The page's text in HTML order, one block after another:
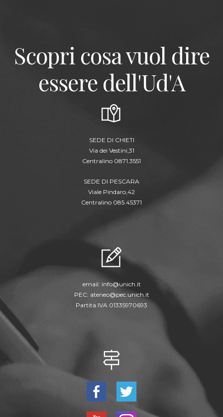
Scopri cosa vuol dire
essere dell'Ud'A
SEDE DI CHIETI
Via dei Vestini,31
Centralino 0871.3551
SEDE DI PESCARA
Viale Pindaro,42
Centralino 085.45371
email: info@unich.it
PEC: ateneo@pec.unich.it
Partita IVA 01335970693